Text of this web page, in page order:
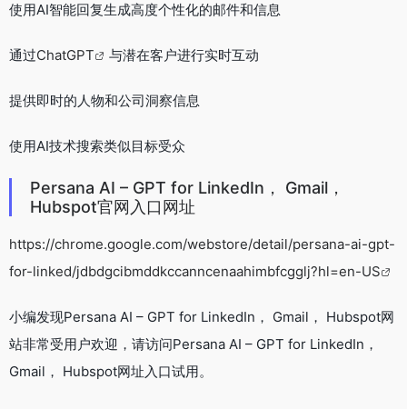
使用AI智能回复生成高度个性化的邮件和信息
通过ChatGPT 与潜在客户进行实时互动
提供即时的人物和公司洞察信息
使用AI技术搜索类似目标受众
Persana AI – GPT for LinkedIn， Gmail，
Hubspot官网入口网址
https://chrome.google.com/webstore/detail/persana-ai-gpt-
for-linked/jdbdgcibmddkccanncenaahimbfcgglj?hl=en-US
小编发现Persana AI – GPT for LinkedIn， Gmail， Hubspot网
站非常受用户欢迎，请访问Persana AI – GPT for LinkedIn，
Gmail， Hubspot网址入口试用。